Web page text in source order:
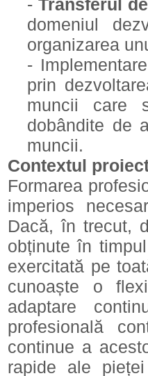
-Transferul
domeniul
organizarea
-
prin
muncii care
dobândite de
muncii.
Contextul
Formarea
imperios
Dacă, în trecut,
obținute în
exercitată pe
cunoaște o
adaptare
profesională
continue a
rapide ale